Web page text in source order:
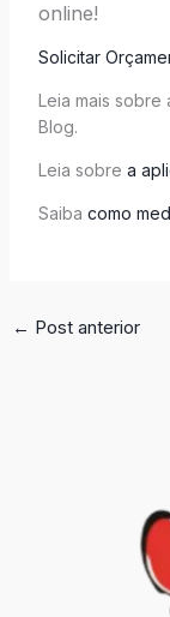
online!
Solicitar
Leia mais sobre
Blog.
Leia sobre a
Saiba como
← Post anterior